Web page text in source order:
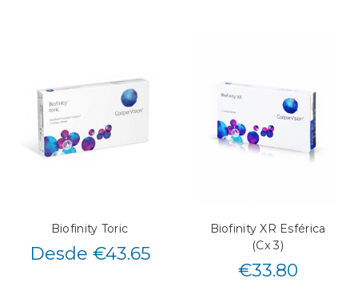
Biofinity Toric
Desde €43.65
Biofinity XR Esférica
(Cx 3)
€33.80